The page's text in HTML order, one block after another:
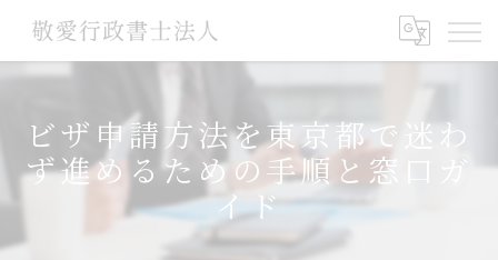
ビザ申請方法を東京都で迷わ
ず進めるための手順と窓口ガ
イド